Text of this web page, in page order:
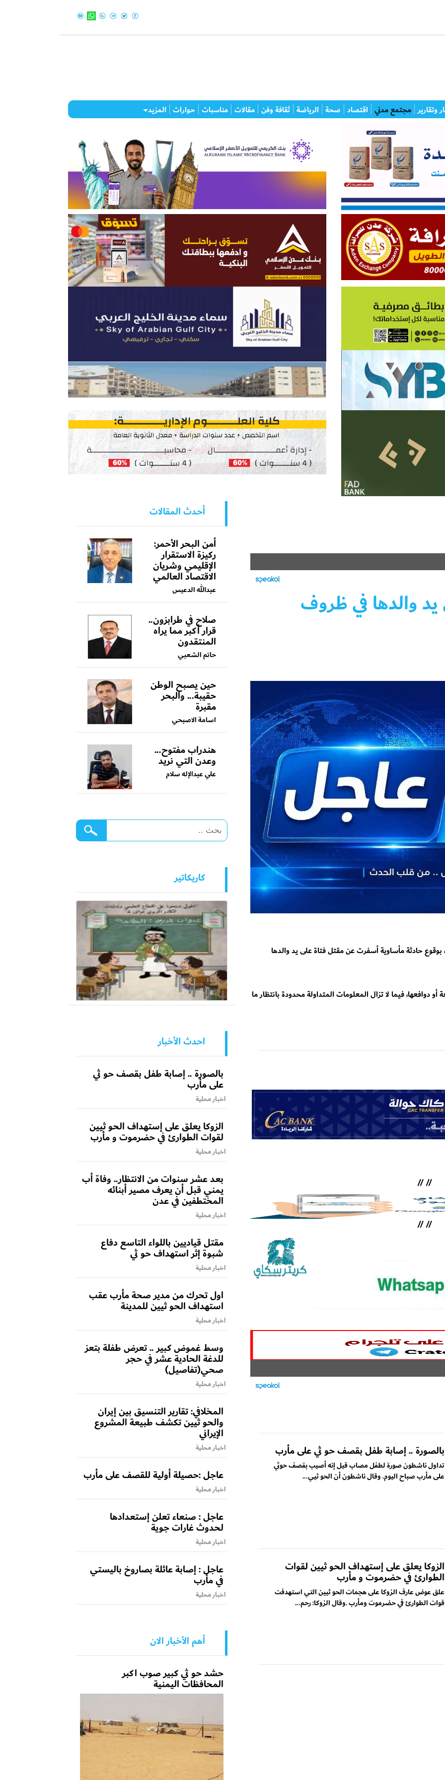
وتقارير مجتمع مدني اقتصاد صحة الرياضة ثقافة وفن مقالات مناسبات حوارات المزيد
والدها في ظروف
حادثة مأساوية أسفرت عن مقتل فتاة على يد والدها
فيما لا تزال المعلومات المتداولة محدودة بانتظار ما
//
//
//
//
بالصورة .. إصابة طفل بقصف حو ثي على مأرب
تداول ناشطون صورة لطفل مصاب قيل إنه أصيب بقصف حوثي
على مأرب صباح اليوم. وقال ناشطون أن الحو ثيي...
الزوكا يعلق على إستهداف الحو ثيين لقوات
الطوارئ في حضرموت و مأرب
علق عوض عارف الزوكا على هجمات الحو ثيين التي استهدفت
قوات الطوارئ في حضرموت ومأرب .وقال الزوكا: رحم...
أحدث المقالات
أمن البحر الأحمر:
ركيزة الاستقرار
الإقليمي وشريان
الاقتصاد العالمي
عبدالله الدعيس
صلاح في طرابزون..
قرار أكبر مما يراه
المنتقدون
حاتم الشعبي
حين يصبح الوطن
حقيبة... والبحر
مقبرة
اسامة الاصبحي
هندراب مفتوح...
وعدن التي نريد
علي عبدالإله سلام
كاريكاتير
احدث الأخبار
بالصورة .. إصابة طفل بقصف حو ثي
على مأرب
اخبار محلية
الزوكا يعلق على إستهداف الحو ثيين
لقوات الطوارئ في حضرموت و مأرب
اخبار محلية
بعد عشر سنوات من الانتظار.. وفاة أب
يمني قبل أن يعرف مصير أبنائه
المختطفين في عدن
اخبار محلية
مقتل قياديين باللواء التاسع دفاع
شبوة إثر استهداف حو ثي
اخبار محلية
اول تحرك من مدير صحة مأرب عقب
استهداف الحو ثيين للمدينة
اخبار محلية
وسط غموض كبير .. تعرض طفلة بتعز
للدغة الحادية عشر في حجر
صحي(تفاصيل)
اخبار محلية
المخلافي: تقارير التنسيق بين إيران
والحو ثيين تكشف طبيعة المشروع
الإيراني
اخبار محلية
عاجل :حصيلة أولية للقصف على مأرب
اخبار محلية
عاجل : صنعاء تعلن إستعدادها
لحدوث غارات جوية
اخبار محلية
عاجل : إصابة عائلة بصاروخ باليستي
في مأرب
اخبار محلية
أهم الأخبار الان
حشد حو ثي كبير صوب اكبر
المحافظات اليمنية